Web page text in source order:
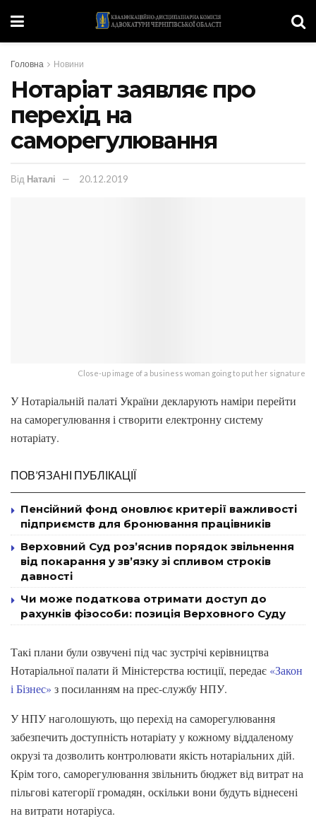
Головна Новини
Нотаріат заявляє про
перехід на
саморегулювання
Від Наталі 20.12.2019
Close-up image of a business woman going to put her signature
У Нотаріальній палаті України декларують наміри перейти
на саморегулювання і створити електронну систему
нотаріату.
ПОВ’ЯЗАНІ ПУБЛІКАЦІЇ
Пенсійний фонд оновлює критерії важливості
підприємств для бронювання працівників
Верховний Суд роз’яснив порядок звільнення
від покарання у зв’язку зі спливом строків
давності
Чи може податкова отримати доступ до
рахунків фізособи: позиція Верховного Суду
Такі плани були озвучені під час зустрічі керівництва
Нотаріальної палати й Міністерства юстиції, передає «Закон
і Бізнес» з посиланням на прес-службу НПУ.
У НПУ наголошують, що перехід на саморегулювання
забезпечить доступність нотаріату у кожному віддаленому
окрузі та дозволить контролювати якість нотаріальних дій.
Крім того, саморегулювання звільнить бюджет від витрат на
пільгові категорії громадян, оскільки вони будуть віднесені
на витрати нотаріуса.